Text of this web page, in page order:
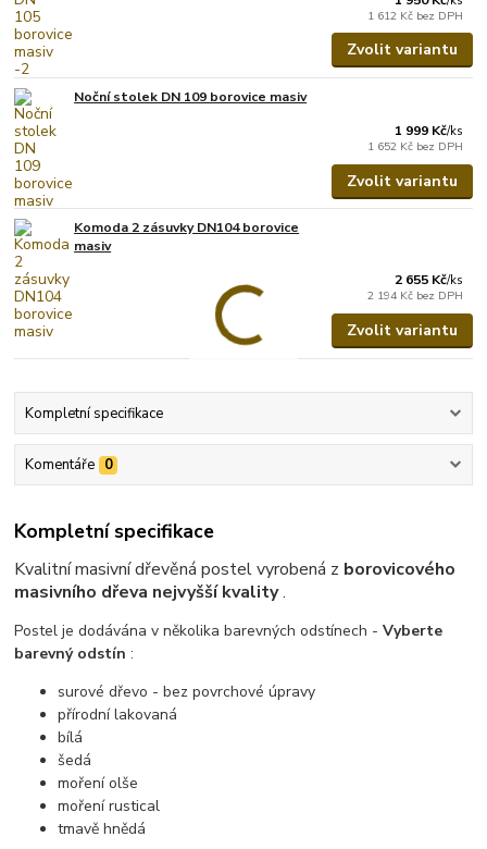
1 612 Kč bez DPH
Zvolit variantu
Noční stolek DN 109 borovice masiv
1 999 Kč/ks
1 652 Kč bez DPH
Zvolit variantu
Komoda 2 zásuvky DN104 borovice
masiv
2 655 Kč/ks
2 194 Kč bez DPH
Zvolit variantu
Kompletní specifikace
Komentáře 0
Kompletní specifikace
Kvalitní masivní dřevěná postel vyrobená z borovicového
masivního dřeva nejvyšší kvality.
Postel je dodávána v několika barevných odstínech -Vyberte
barevný odstín :
surové dřevo - bez povrchové úpravy
přírodní lakovaná
bílá
šedá
moření olše
moření rustical
tmavě hnědá